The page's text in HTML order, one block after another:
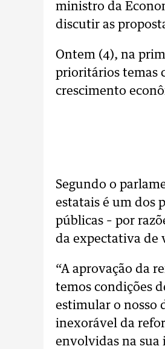
ministro da
discutir as
Ontem (4), na
prioritários temas
crescimento
Segundo o
estatais é um dos
públicas – por
da expectativa de
“A aprovação da
temos condições
estimular o nosso
inexorável da
envolvidas na sua